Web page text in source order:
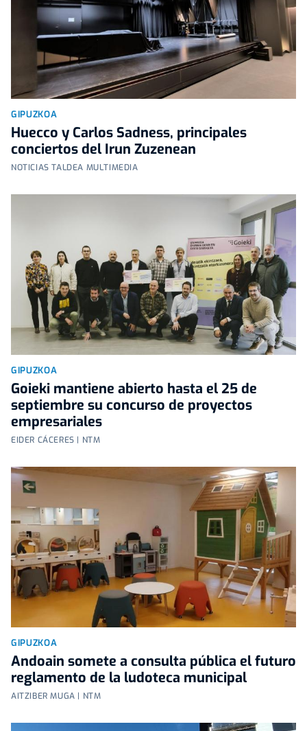
GIPUZKOA
Huecco y Carlos Sadness, principales
conciertos del Irun Zuzenean
NOTICIAS TALDEA MULTIMEDIA
GIPUZKOA
Goieki mantiene abierto hasta el 25 de
septiembre su concurso de proyectos
empresariales
EIDER CÁCERES | NTM
GIPUZKOA
Andoain somete a consulta pública el futuro
reglamento de la ludoteca municipal
AITZIBER MUGA | NTM